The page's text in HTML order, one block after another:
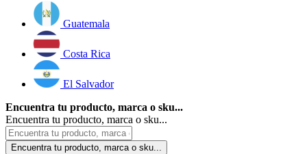
Guatemala
Costa Rica
El Salvador
Encuentra tu producto, marca o sku...
Encuentra tu producto, marca o sku...
Encuentra tu producto, marca o sku...